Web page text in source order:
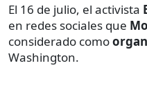
El 16 de julio, el activista
en redes sociales que
considerado como
Washington.